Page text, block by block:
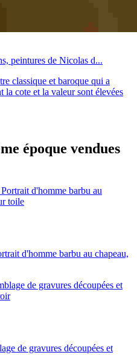
peintures de Nicolas d...
classique et baroque qui a
cote et la valeur sont élevées
époque vendues
d'homme barbu au chapeau,
de gravures découpées et